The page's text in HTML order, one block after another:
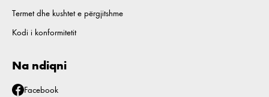
Termet dhe kushtet e përgjitshme
Kodi i konformitetit
Na ndiqni
Facebook